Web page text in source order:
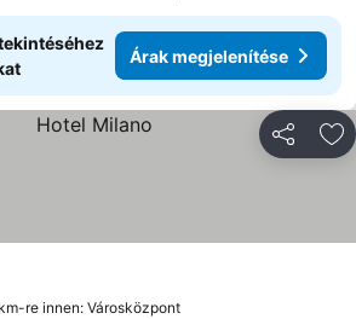
Árak megjelenítése
re innen: Városközpont